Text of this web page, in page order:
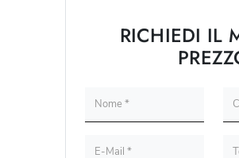
RICHIEDI IL